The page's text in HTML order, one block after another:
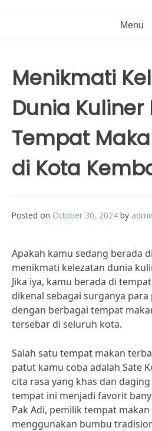
Menu
Menikmati
Dunia
Tempat
di Kota
Posted on October 30, 2024 by
Apakah kamu sedang berada
menikmati kelezatan dunia
Jika iya, kamu berada di
dikenal sebagai surganya
dengan berbagai tempat
tersebar di seluruh kota.
Salah satu tempat makan
patut kamu coba adalah Sate
cita rasa yang khas dan
tempat ini menjadi favorit
Pak Adi, pemilik tempat makan
menggunakan bumbu